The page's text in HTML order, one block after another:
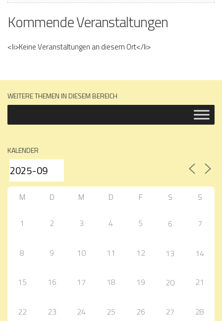
Kommende Veranstaltungen
<li>Keine Veranstaltungen an diesem Ort</li>
WEITERE THEMEN IN DIESEM BEREICH
KALENDER
M D M D F S S
1 2 3 4 5 6 7
8 9 10 11 12 13 14
15 16 17 18 19 20 21
22 23 24 25 26 27 28